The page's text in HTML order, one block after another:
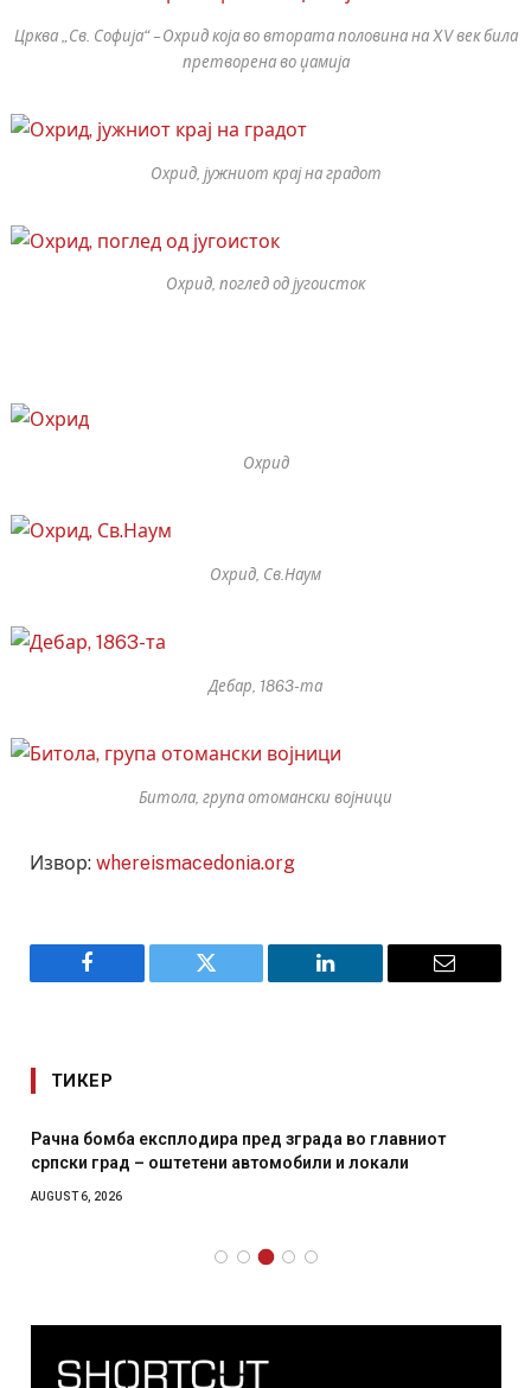
Црква „Св. Софија“ – Охрид која во втората половина на XV век била
претворена во џамија
Охрид, јужниот крај на градот
Охрид, поглед од југоисток
Охрид
Охрид, Св.Наум
Дебар, 1863-та
Битола, група отомански војници
Извор: whereismacedonia.org
Facebook Twitter LinkedIn Email
ТИКЕР
Рачна бомба експлодира пред зграда во главниот
српски град – оштетени автомобили и локали
AUGUST 6, 2026